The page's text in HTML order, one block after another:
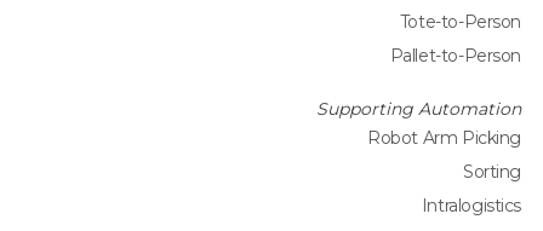
Tote-to-Person
Pallet-to-Person
Supporting Automation
Robot Arm Picking
Sorting
Intralogistics